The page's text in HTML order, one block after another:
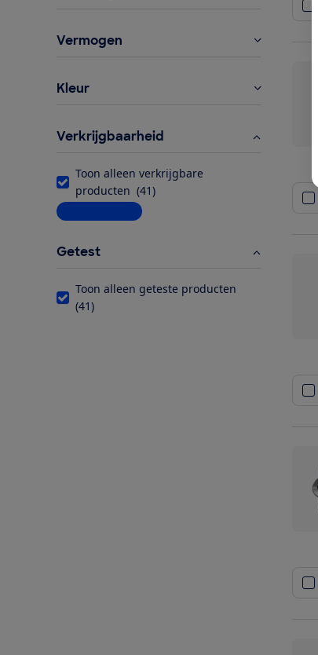
Vermogen
Kleur
Verkrijgbaarheid
Toon alleen verkrijgbare
producten (41)
Meer informatie
Getest
Toon alleen geteste producten
(41)